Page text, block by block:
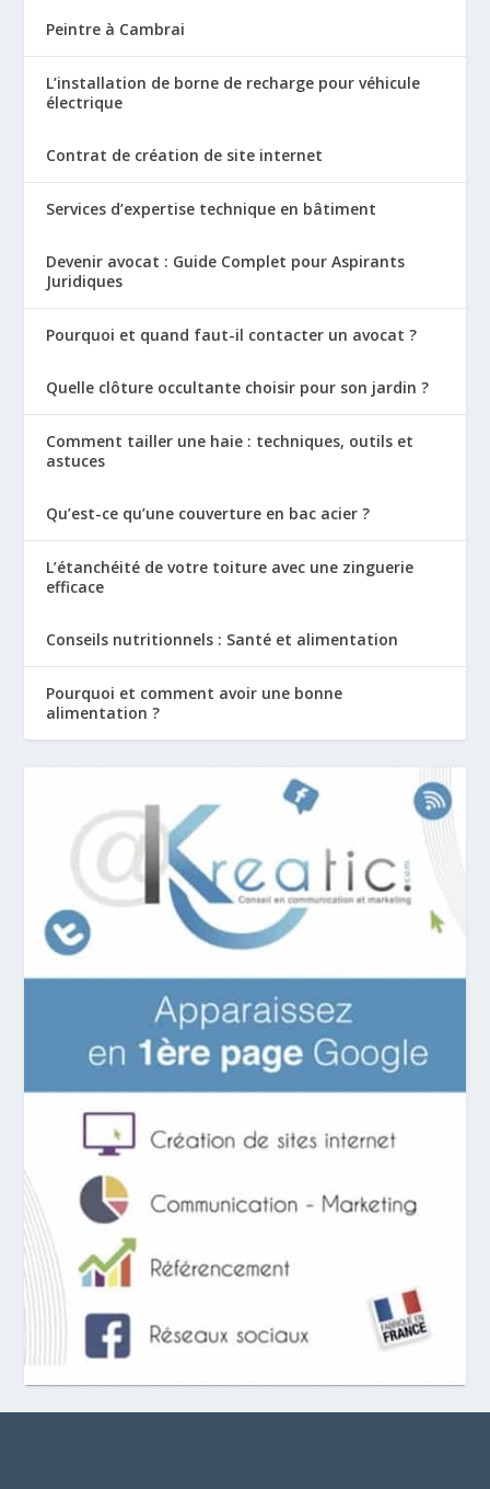
Peintre à Cambrai
L’installation de borne de recharge pour véhicule
électrique
Contrat de création de site internet
Services d’expertise technique en bâtiment
Devenir avocat : Guide Complet pour Aspirants
Juridiques
Pourquoi et quand faut-il contacter un avocat ?
Quelle clôture occultante choisir pour son jardin ?
Comment tailler une haie : techniques, outils et
astuces
Qu’est-ce qu’une couverture en bac acier ?
L’étanchéité de votre toiture avec une zinguerie
efficace
Conseils nutritionnels : Santé et alimentation
Pourquoi et comment avoir une bonne
alimentation ?